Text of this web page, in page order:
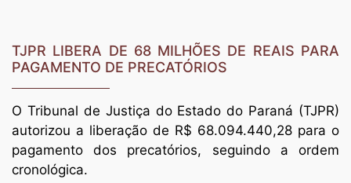
TJPR LIBERA DE 68 MILHÕES DE REAIS PARA
PAGAMENTO DE PRECATÓRIOS
O Tribunal de Justiça do Estado do Paraná (TJPR)
autorizou a liberação de R$ 68.094.440,28 para o
pagamento dos precatórios, seguindo a ordem
cronológica.